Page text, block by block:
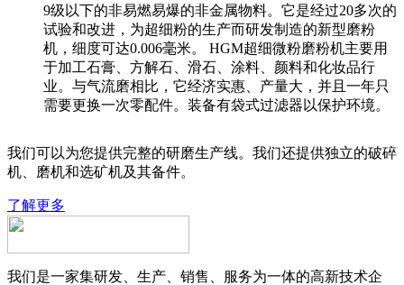
9级以下的非易燃易爆的非金属物料。它是经过20多次的
试验和改进，为超细粉的生产而研发制造的新型磨粉
机，细度可达0.006毫米。 HGM超细微粉磨粉机主要用
于加工石膏、方解石、滑石、涂料、颜料和化妆品行
业。与气流磨相比，它经济实惠、产量大，并且一年只
需要更换一次零配件。装备有袋式过滤器以保护环境。
我们可以为您提供完整的研磨生产线。我们还提供独立的破碎
机、磨机和选矿机及其备件。
了解更多
我们是一家集研发、生产、销售、服务为一体的高新技术企